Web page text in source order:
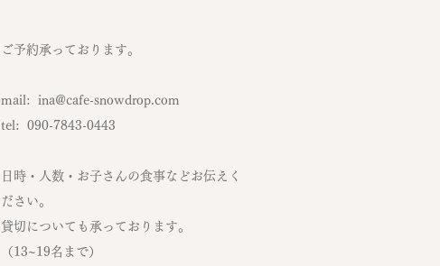
ご予約承っております。
mail: ina@cafe-snowdrop.com
tel: 090-7843-0443
日時・人数・お子さんの食事など​お伝えく
ださい。
貸切についても承っております。
（13~19名まで）